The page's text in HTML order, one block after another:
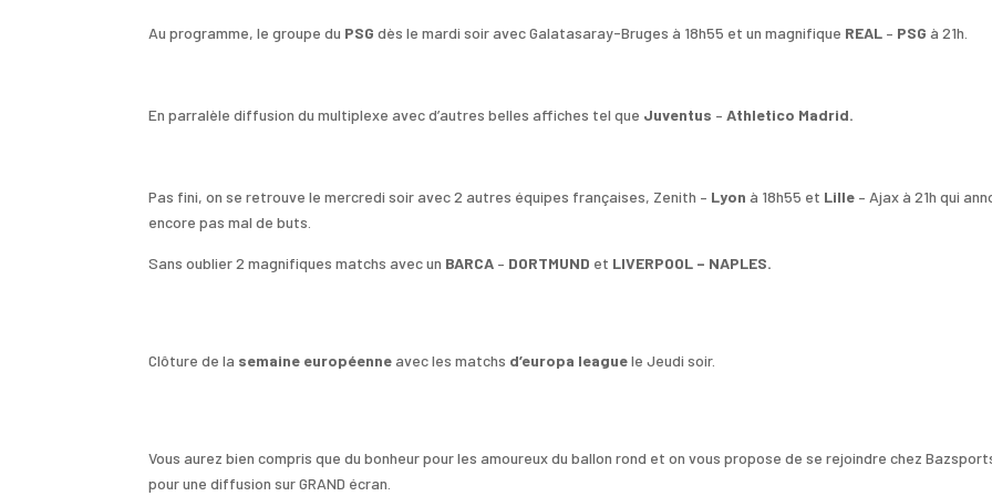
Au programme, le groupe du PSGdès le mardi soir avec Galatasaray-Bruges à 18h55 et un magnifique REAL – PSG à 21h.
En parralèle diffusion du multiplexe avec d’autres belles affiches tel que Juventus –Athletico Madrid.
Pas fini, on se retrouve le mercredi soir avec 2 autres équipes françaises, Zenith – Lyon à 18h55 et Lille – Ajax à 21h qui
encore pas mal de buts.
Sans oublier 2 magnifiques matchs avec un BARCA – DORTMUND et LIVERPOOL – NAPLES.
Clôture de la semaine européenneavec les matchs d’europa leaguele Jeudi soir.
Vous aurez bien compris que du bonheur pour les amoureux du ballon rond et on vous propose de se rejoindre chez
pour une diffusion sur GRAND écran.